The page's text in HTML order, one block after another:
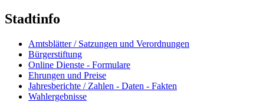
Stadtinfo
Amtsblätter / Satzungen und Verordnungen
Bürgerstiftung
Online Dienste - Formulare
Ehrungen und Preise
Jahresberichte / Zahlen - Daten - Fakten
Wahlergebnisse